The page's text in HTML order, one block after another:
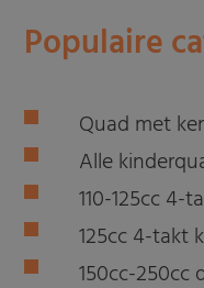
Populaire
Quad met
Alle
110-125cc 4-
125cc 4-takt
150cc-250cc